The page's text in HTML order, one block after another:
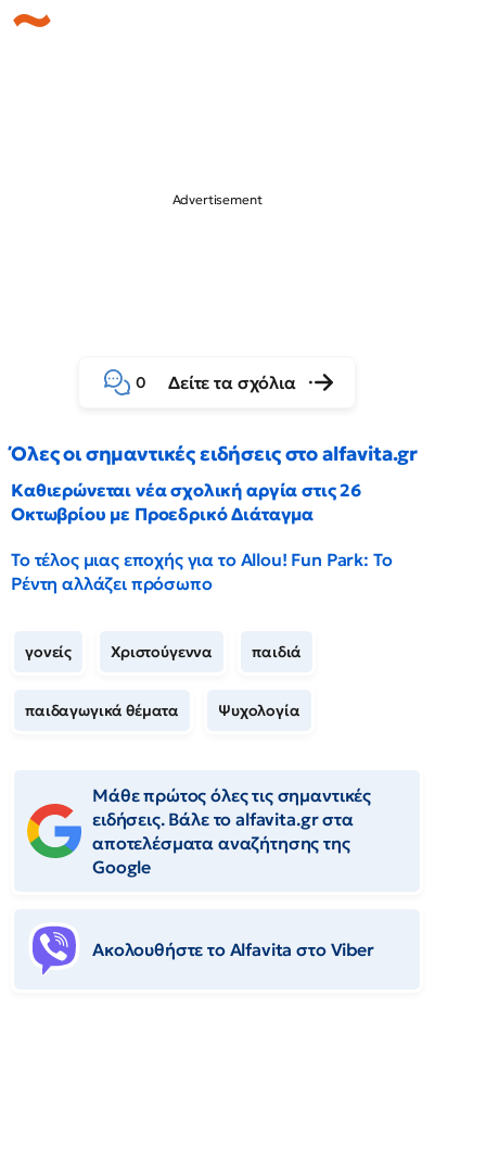
0 Δείτε τα σχόλια
Όλες οι σημαντικές ειδήσεις στο alfavita.gr
Καθιερώνεται νέα σχολική αργία στις 26
Οκτωβρίου με Προεδρικό Διάταγμα
Το τέλος μιας εποχής για το Allou! Fun Park: Το
Ρέντη αλλάζει πρόσωπο
γονείς Χριστούγεννα παιδιά
παιδαγωγικά θέματα Ψυχολογία
Μάθε πρώτος όλες τις σημαντικές
ειδήσεις. Βάλε το alfavita.gr στα
αποτελέσματα αναζήτησης της
Google
Ακολουθήστε το Αlfavita στο Viber